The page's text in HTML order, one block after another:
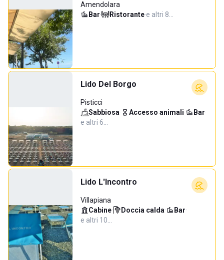
Amendolara
Bar· Ristorante·e altri 8…
Lido Del Borgo
Pisticci
Sabbiosa· Accesso animali· Bar·
e altri 6…
Lido L'Incontro
Villapiana
Cabine· Doccia calda· Bar·
e altri 10…